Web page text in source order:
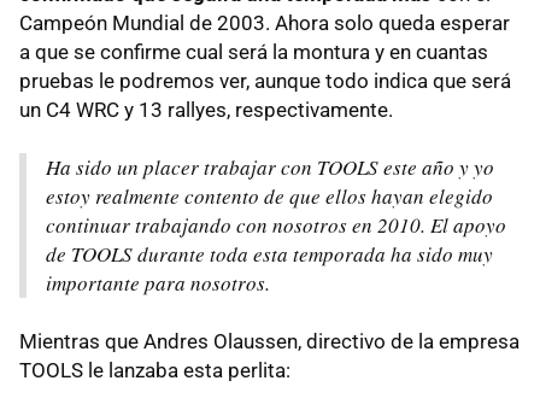
Campeón Mundial de 2003. Ahora solo queda esperar
a que se confirme cual será la montura y en cuantas
pruebas le podremos ver, aunque todo indica que será
un C4 WRC y 13 rallyes, respectivamente.
Ha sido un placer trabajar con TOOLS este año y yo
estoy realmente contento de que ellos hayan elegido
continuar trabajando con nosotros en 2010. El apoyo
de TOOLS durante toda esta temporada ha sido muy
importante para nosotros.
Mientras que Andres Olaussen, directivo de la empresa
TOOLS le lanzaba esta perlita: